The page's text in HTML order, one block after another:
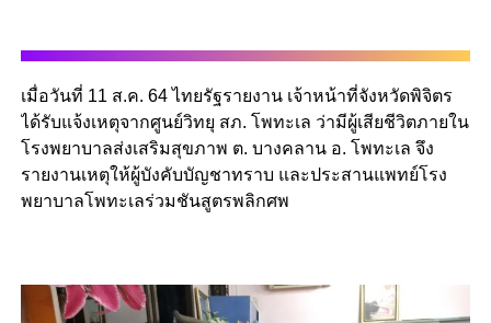
เมื่อวันที่ 11 ส.ค. 64 ไทยรัฐรายงาน เจ้าหน้าที่จังหวัดพิจิตร
ได้รับแจ้งเหตุจากศูนย์วิทยุ สภ. โพทะเล ว่ามีผู้เสียชีวิตภายใน
โรงพยาบาลส่งเสริมสุขภาพ ต. บางคลาน อ. โพทะเล จึง
รายงานเหตุให้ผู้บังคับบัญชาทราบ และประสานแพทย์โรง
พยาบาลโพทะเลร่วมชันสูตรพลิกศพ